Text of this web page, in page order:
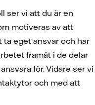
ser vi att du är en
motiveras av att
ta eget ansvar och har
framåt i de delar
för. Vidare ser vi
och med att